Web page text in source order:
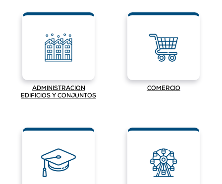
ADMINISTRACION
EDIFICIOS Y CONJUNTOS
COMERCIO